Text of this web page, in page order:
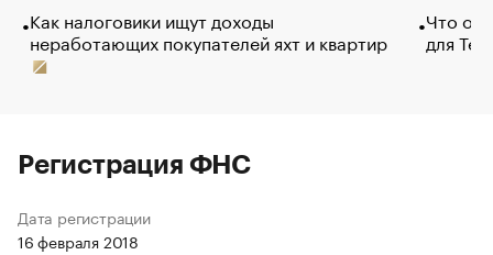
Как налоговики ищут доходы
неработающих покупателей яхт и квартир
Что
для
Регистрация ФНС
Дата регистрации
16 февраля 2018